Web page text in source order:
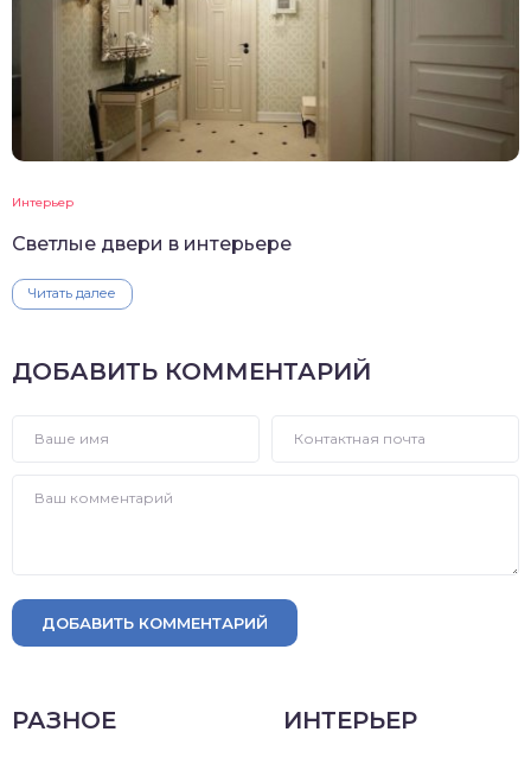
Интерьер
Светлые двери в интерьере
Читать далее
ДОБАВИТЬ КОММЕНТАРИЙ
ДОБАВИТЬ КОММЕНТАРИЙ
РАЗНОЕ ИНТЕРЬЕР